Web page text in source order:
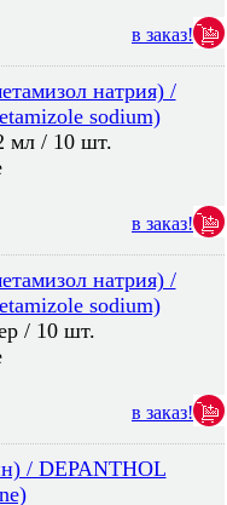
в заказ!
натрия) /
sodium)
мл / 10 шт.
в заказ!
натрия) /
sodium)
/ 10 шт.
в заказ!
/ DEPANTHOL